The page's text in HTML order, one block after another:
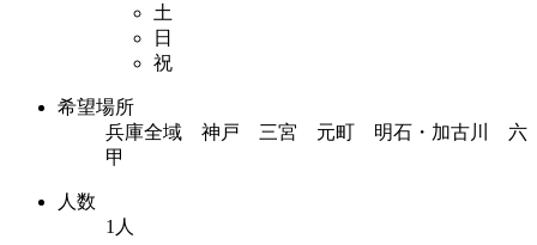
土
日
祝
希望場所
兵庫全域 神戸 三宮 元町 明石・加古川 六
甲
人数
1人